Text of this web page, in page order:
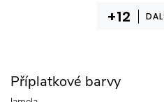
Příplatkové barvy